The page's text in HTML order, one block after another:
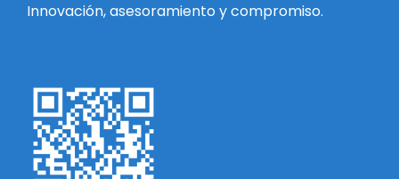
Innovación, asesoramiento y compromiso.